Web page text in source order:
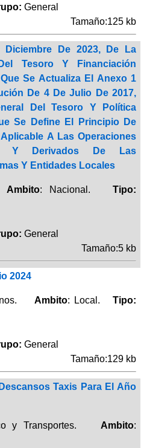
General
Tamaño:125 kb
De 2023, De La
Tesoro Y Financiación
Se Actualiza El Anexo 1
De 4 De Julio De 2017,
Del Tesoro Y Política
Se Define El Principio De
A Las Operaciones
Y Derivados De Las
Y Entidades Locales
Ambito: Nacional.Tipo:
General
Tamaño:5 kb
2024
Ambito: Local.Tipo:
General
Tamaño:129 kb
Taxis Para El Año
y Transportes. Ambito: